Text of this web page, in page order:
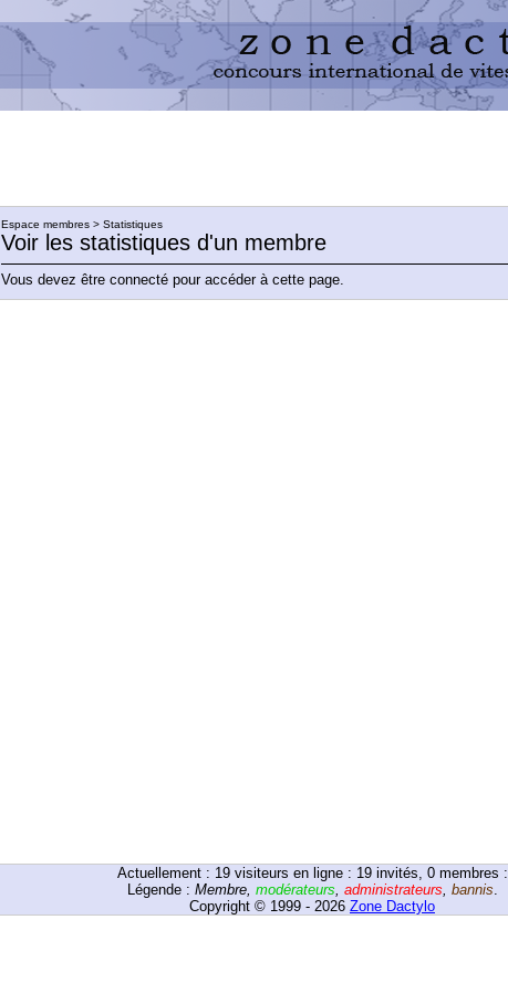
Espace membres > Statistiques
Voir les statistiques d'un membre
Vous devez être connecté pour accéder à cette page.
Actuellement : 19visiteurs en ligne : 19 invités, 0 membres :
Légende : Membre, modérateurs, administrateurs, bannis.
Copyright © 1999 - 2026 Zone Dactylo